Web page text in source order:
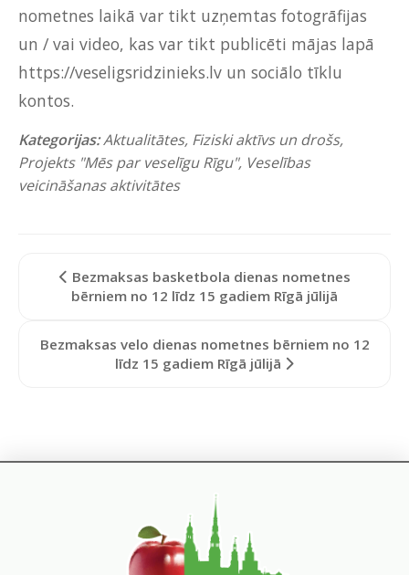
nometnes laikā var tikt uzņemtas fotogrāfijas
un / vai video, kas var tikt publicēti mājas lapā
https://veseligsridzinieks.lv un sociālo tīklu
kontos.
Kategorijas:Aktualitātes, Fiziski aktīvs un drošs,
Projekts "Mēs par veselīgu Rīgu", Veselības
veicināšanas aktivitātes
Bezmaksas basketbola dienas nometnes
bērniem no 12 līdz 15 gadiem Rīgā jūlijā
Bezmaksas velo dienas nometnes bērniem no 12
līdz 15 gadiem Rīgā jūlijā